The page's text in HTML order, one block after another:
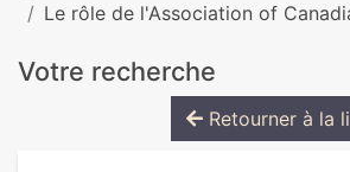
Le rôle de l'Association of
Votre recherche
Retourner à la